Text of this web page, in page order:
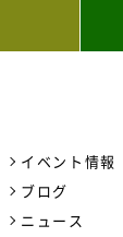
イベント情報
ブログ
ニュース